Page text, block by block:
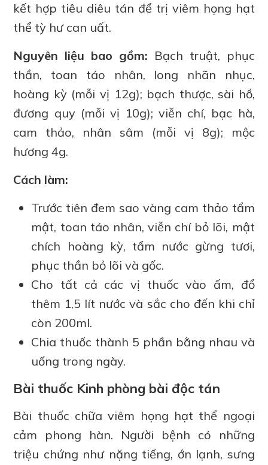
kết hợp tiêu diêu tán để trị viêm họng hạt
thể tỳ hư can uất.
Nguyên liệu bao gồm: Bạch truật, phục
thần, toan táo nhân, long nhãn nhục,
hoàng kỳ (mỗi vị 12g); bạch thược, sài hồ,
đương quy (mỗi vị 10g); viễn chí, bạc hà,
cam thảo, nhân sâm (mỗi vị 8g); mộc
hương 4g.
Cách làm:
Trước tiên đem sao vàng cam thảo tẩm
mật, toan táo nhân, viễn chí bỏ lõi, mật
chích hoàng kỳ, tẩm nước gừng tươi,
phục thần bỏ lõi và gốc.
Cho tất cả các vị thuốc vào ấm, đổ
thêm 1,5 lít nước và sắc cho đến khi chỉ
còn 200ml.
Chia thuốc thành 5 phần bằng nhau và
uống trong ngày.
Bài thuốc Kinh phòng bài độc tán
Bài thuốc chữa viêm họng hạt thể ngoại
cảm phong hàn. Người bệnh có những
triệu chứng như nặng tiếng, ớn lạnh, sưng